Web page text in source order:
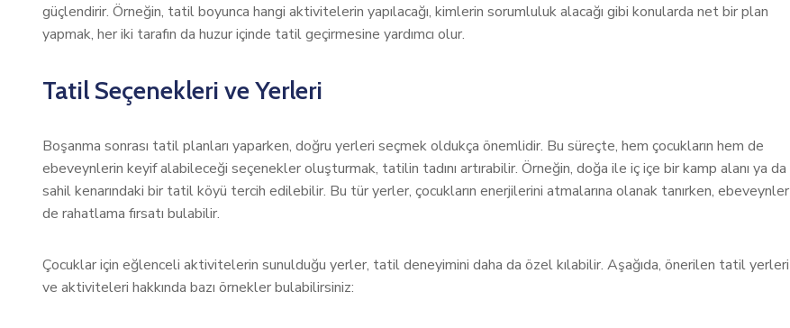
güçlendirir. Örneğin, tatil boyunca hangi aktivitelerin yapılacağı, kimlerin sorumluluk alacağı gibi konularda net bir plan
yapmak, her iki tarafın da huzur içinde tatil geçirmesine yardımcı olur.
Tatil Seçenekleri ve Yerleri
Boşanma sonrası tatil planları yaparken, doğru yerleri seçmek oldukça önemlidir. Bu süreçte, hem çocukların hem de
ebeveynlerin keyif alabileceği seçenekler oluşturmak, tatilin tadını artırabilir. Örneğin, doğa ile iç içe bir kamp alanı ya da
sahil kenarındaki bir tatil köyü tercih edilebilir. Bu tür yerler, çocukların enerjilerini atmalarına olanak tanırken, ebeveynler
de rahatlama fırsatı bulabilir.
Çocuklar için eğlenceli aktivitelerin sunulduğu yerler, tatil deneyimini daha da özel kılabilir. Aşağıda, önerilen tatil yerleri
ve aktiviteleri hakkında bazı örnekler bulabilirsiniz: